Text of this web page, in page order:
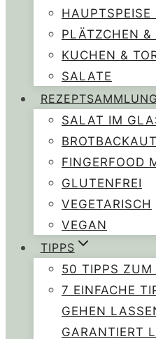
HAUPTSPEISE
PLÄTZCHEN &
KUCHEN &
SALATE
SALAT IM
FINGERFOOD
GLUTENFREI
VEGETARISCH
VEGAN
TIPPS
50 TIPPS ZUM
7 EINFACHE
GEHEN
GARANTIERT